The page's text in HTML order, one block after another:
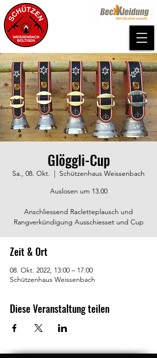
Glöggli-Cup
Sa., 08. Okt.
  |
Schützenhaus Weissenbach
Auslosen um 13.00
Anschliessend Racletteplausch und
Rangverkündigung Ausschiesset und Cup
Zeit & Ort
08. Okt. 2022, 13:00 – 17:00
Schützenhaus Weissenbach
Diese Veranstaltung teilen